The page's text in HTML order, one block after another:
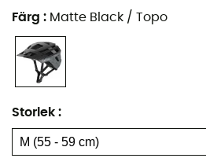
Färg : Matte Black / Topo
Storlek :
huvudet
Den integrerade
säkerhetsbur för ökad
cykelhjälmar för personer
standard